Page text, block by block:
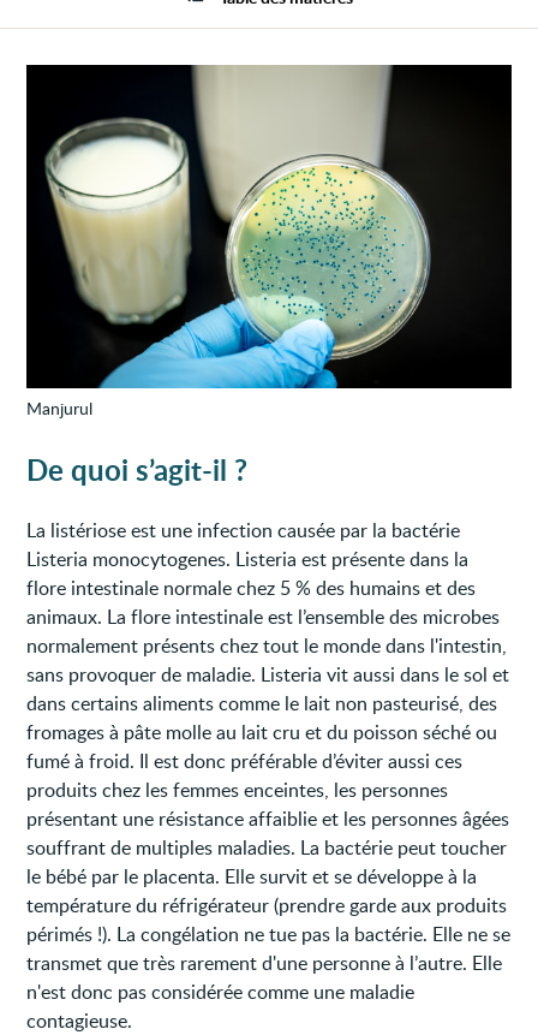
Manjurul
De quoi s’agit-il ?
La listériose est une infection causée par la bactérie
Listeria monocytogenes. Listeria est présente dans la
flore intestinale normale chez 5 % des humains et des
animaux. La flore intestinale est l’ensemble des microbes
normalement présents chez tout le monde dans l'intestin,
sans provoquer de maladie. Listeria vit aussi dans le sol et
dans certains aliments comme le lait non pasteurisé, des
fromages à pâte molle au lait cru et du poisson séché ou
fumé à froid. Il est donc préférable d’éviter aussi ces
produits chez les femmes enceintes, les personnes
présentant une résistance affaiblie et les personnes âgées
souffrant de multiples maladies. La bactérie peut toucher
le bébé par le placenta. Elle survit et se développe à la
température du réfrigérateur (prendre garde aux produits
périmés !). La congélation ne tue pas la bactérie. Elle ne se
transmet que très rarement d'une personne à l’autre. Elle
n'est donc pas considérée comme une maladie
contagieuse.